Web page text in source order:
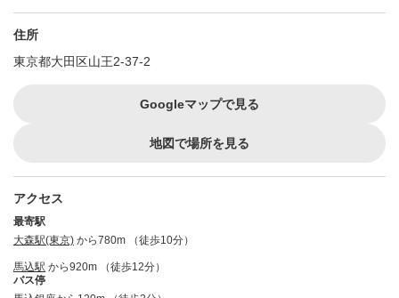
住所
東京都大田区山王2-37-2
Googleマップで見る
地図で場所を見る
アクセス
最寄駅
大森駅(東京) から780m （徒歩10分）
馬込駅 から920m （徒歩12分）
バス停